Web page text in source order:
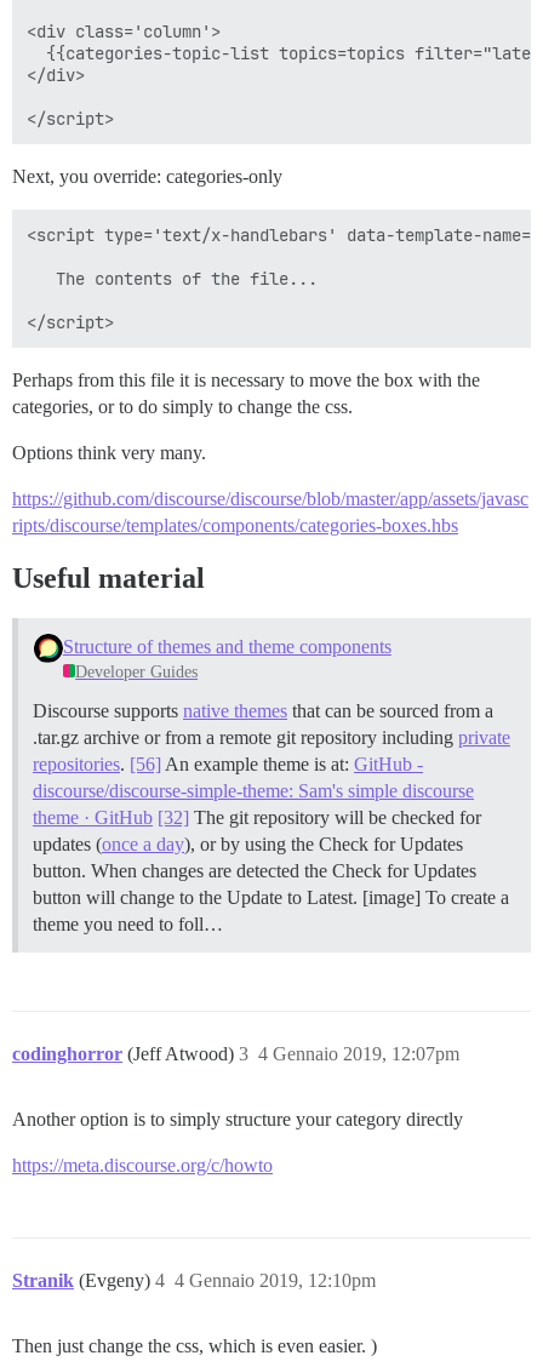
<div class='column'>
{{categories-topic-list topics=topics
</div>
Next, you override: categories-only
<script type='text/x-handlebars' data-template-
   The contents of the file...
Perhaps from this file it is necessary to move the box with the
categories, or to do simply to change the css.
Options think very many.
https://github.com/discourse/discourse/blob/master/app/assets/javasc
ripts/discourse/templates/components/categories-boxes.hbs
Useful material
Structure of themes and theme components
Developer Guides
Discourse supports native themes that can be sourced from a
.tar.gz archive or from a remote git repository including private
repositories. [56] An example theme is at: GitHub -
discourse/discourse-simple-theme: Sam's simple discourse
theme · GitHub [32] The git repository will be checked for
updates (once a day), or by using the Check for Updates
button. When changes are detected the Check for Updates
button will change to the Update to Latest. [image] To create a
theme you need to foll…
codinghorror (Jeff Atwood) 4 Gennaio 2019, 12:07pm
3
Another option is to simply structure your category directly
https://meta.discourse.org/c/howto
Stranik (Evgeny) 4 Gennaio 2019, 12:10pm
4
Then just change the css, which is even easier. )